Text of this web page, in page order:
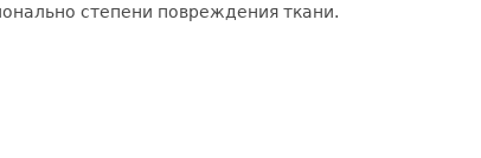
степени повреждения ткани.